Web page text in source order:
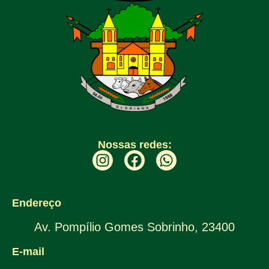
Nossas redes:
Endereço
Av. Pompílio Gomes Sobrinho, 23400
E-mail